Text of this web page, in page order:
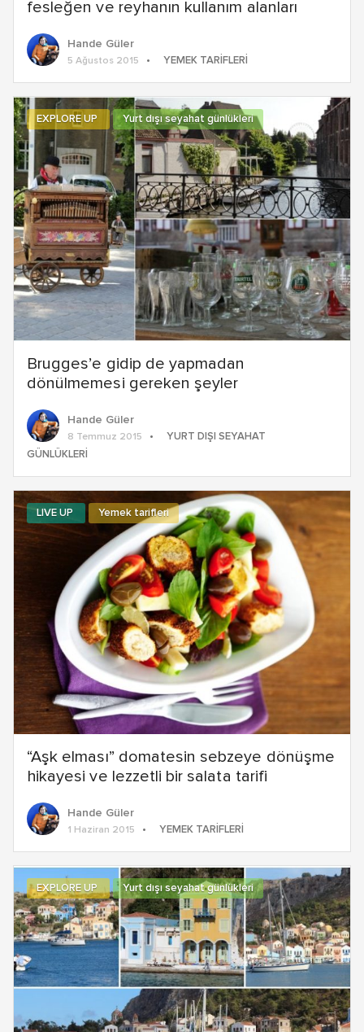
fesleğen ve reyhanın kullanım alanları
Hande Güler
5 Ağustos 2015 YEMEK TARIFLERI
Brugges’e gidip de yapmadan
dönülmemesi gereken şeyler
EXPLORE UP Yurt dışı seyahat günlükleri
Hande Güler
8 Temmuz 2015
YURT DIŞI SEYAHAT
GÜNLÜKLERI
“Aşk elması” domatesin sebzeye dönüşme
hikayesi ve lezzetli bir salata tarifi
LIVE UP Yemek tarifleri
Hande Güler
1 Haziran 2015 YEMEK TARIFLERI
EXPLORE UP Yurt dışı seyahat günlükleri